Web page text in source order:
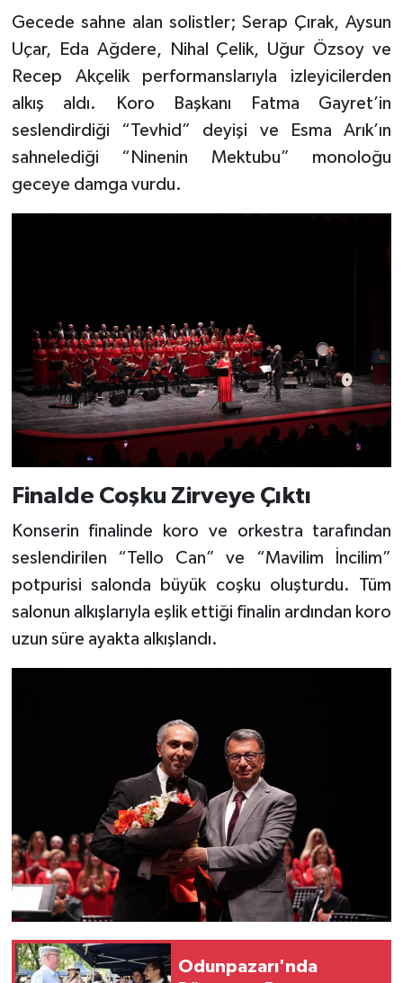
Gecede sahne alan solistler; Serap Çırak, Aysun
Uçar, Eda Ağdere, Nihal Çelik, Uğur Özsoy ve
Recep Akçelik performanslarıyla izleyicilerden
alkış aldı. Koro Başkanı Fatma Gayret’in
seslendirdiği “Tevhid” deyişi ve Esma Arık’ın
sahnelediği “Ninenin Mektubu” monoloğu
geceye damga vurdu.
Finalde Coşku Zirveye Çıktı
Konserin finalinde koro ve orkestra tarafından
seslendirilen “Tello Can” ve “Mavilim İncilim”
potpurisi salonda büyük coşku oluşturdu. Tüm
salonun alkışlarıyla eşlik ettiği finalin ardından koro
uzun süre ayakta alkışlandı.
Odunpazarı'nda